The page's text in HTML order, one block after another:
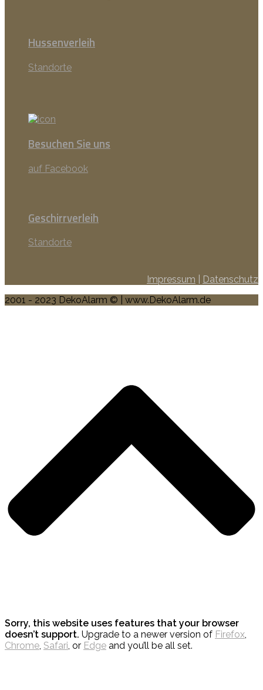
Hussenverleih
Standorte
Besuchen Sie uns
auf Facebook
Geschirrverleih
Standorte
Impressum
Datenschutz
2001 - 2023 DekoAlarm © | www.DekoAlarm.de
Sorry, this website uses features that your browser
doesn’t support. Upgrade to a newer version of Firefox
Chrome Safari , or Edge and you’ll be all set.